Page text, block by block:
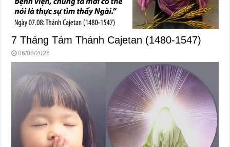
7 Tháng Tám Thánh Cajetan (1480-1547)
06/08/2026